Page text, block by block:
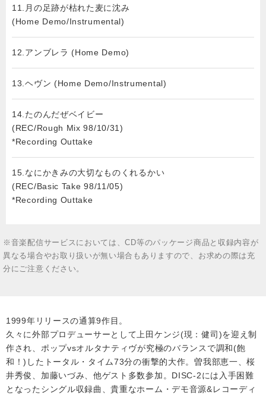
11.月の足跡が枯れた麦に沈み
(Home Demo/Instrumental)
12.アンブレラ (Home Demo)
13.ヘヴン (Home Demo/Instrumental)
14.たのんだぜベイビー
(REC/Rough Mix 98/10/31)
*Recording Outtake
15.なにかきみの大切なものくれるかい
(REC/Basic Take 98/11/05)
*Recording Outtake
※音楽配信サービスにおいては、CD等のパッケージ商品と収録内容が
異なる場合やお取り扱いが無い場合もありますので、お求めの際は充
分にご注意ください。
1999年リリースの通算9作目。
久々に外部プロデューサーとして上田ケンジ(現：健司)を迎え制
作され、ポップvsオルタナティヴが究極のバランスで調和(飽
和！)したトータル・タイム73分の衝撃的大作。曽我部恵一、桜
井秀俊、加藤いづみ、他ゲスト多数参加。DISC-2には入手困難
となったシングル収録曲、貴重なホーム・デモ音源&レコーディ